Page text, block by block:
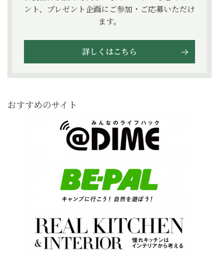
ント、プレゼント企画にご参加・ご応募いただけ
ます。
詳しくはこちら
おすすめのサイト